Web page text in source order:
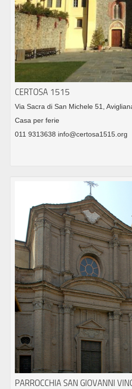
CERTOSA 1515
Via Sacra di San Michele 51,
Casa per ferie
011 9313638 info@certosa1515.org
PARROCCHIA SAN GIOVANNI